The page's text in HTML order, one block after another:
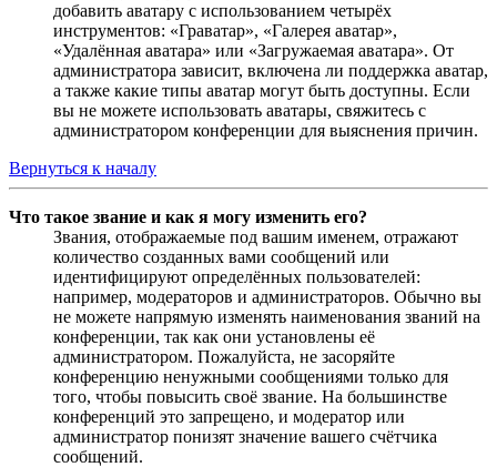
добавить аватару с использованием четырёх
инструментов: «Граватар», «Галерея аватар»,
«Удалённая аватара» или «Загружаемая аватара». От
администратора зависит, включена ли поддержка аватар,
а также какие типы аватар могут быть доступны. Если
вы не можете использовать аватары, свяжитесь с
администратором конференции для выяснения причин.
Вернуться к началу
Что такое звание и как я могу изменить его?
Звания, отображаемые под вашим именем, отражают
количество созданных вами сообщений или
идентифицируют определённых пользователей:
например, модераторов и администраторов. Обычно вы
не можете напрямую изменять наименования званий на
конференции, так как они установлены её
администратором. Пожалуйста, не засоряйте
конференцию ненужными сообщениями только для
того, чтобы повысить своё звание. На большинстве
конференций это запрещено, и модератор или
администратор понизят значение вашего счётчика
сообщений.